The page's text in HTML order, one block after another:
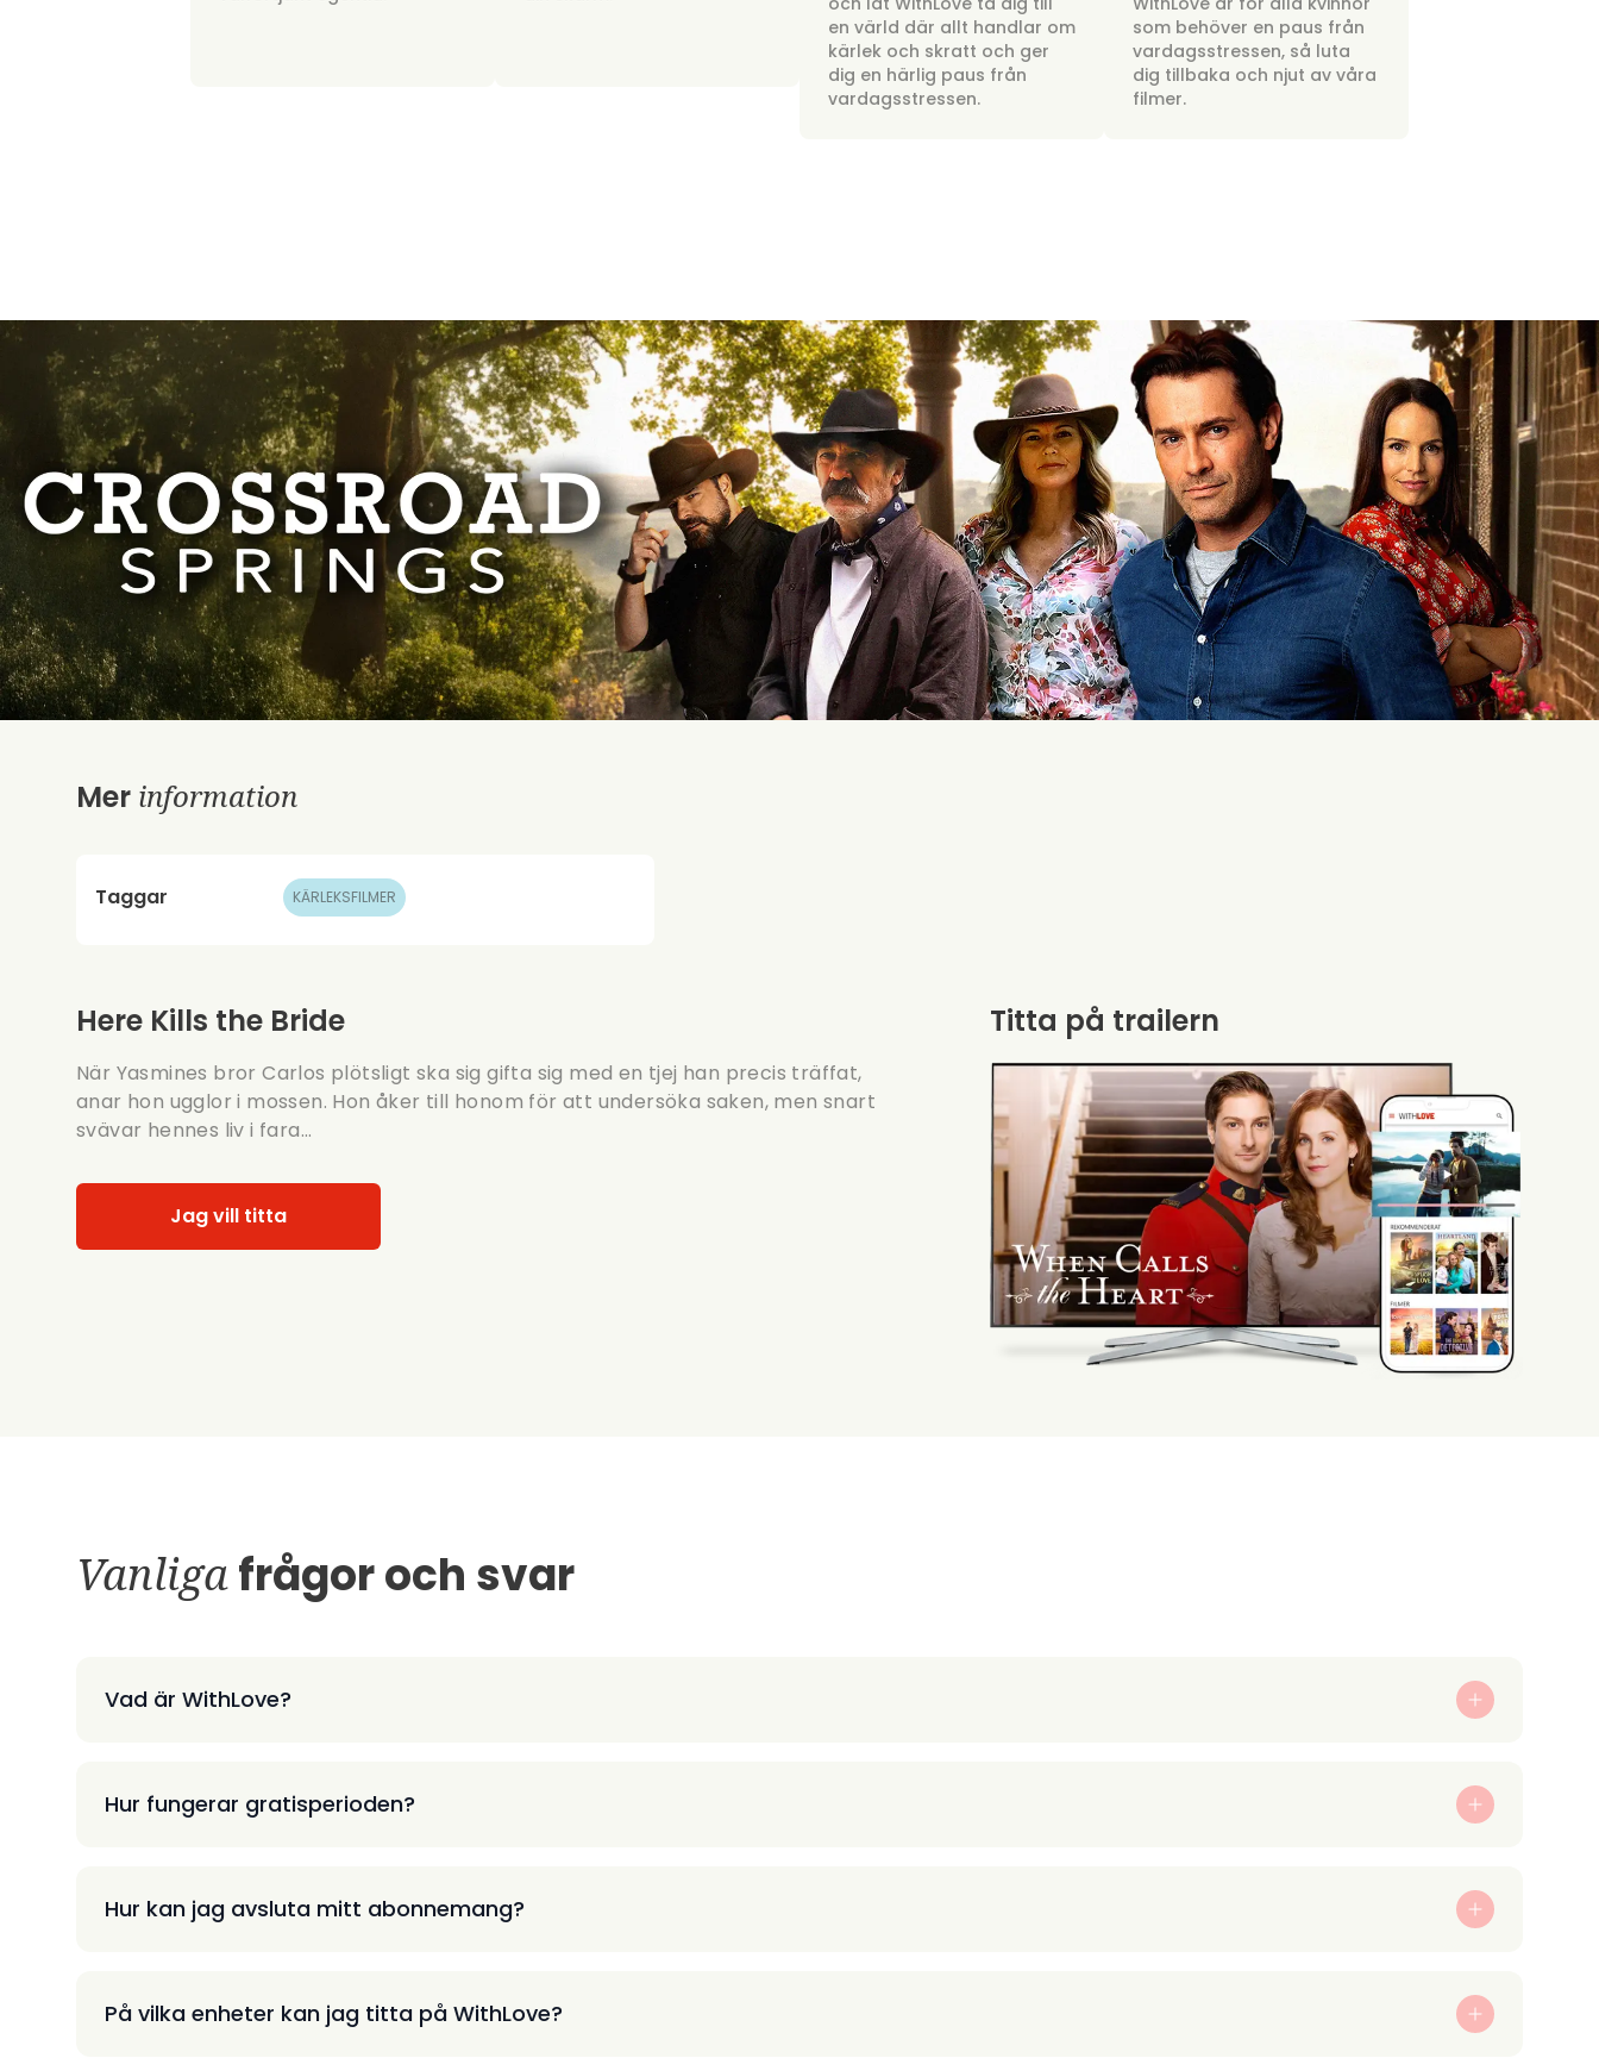
en värld där allt handlar om
kärlek och skratt och ger
dig en härlig paus från
vardagsstressen.
som behöver en paus från
vardagsstressen, så luta
dig tillbaka och njut av våra
filmer.
Mer information
Taggar KÄRLEKSFILMER
Here Kills the Bride
När Yasmines bror Carlos plötsligt ska sig gifta sig med en tjej han precis träffat,
anar hon ugglor i mossen. Hon åker till honom för att undersöka saken, men snart
svävar hennes liv i fara...
Jag vill titta
Titta på trailern
Vanligafrågor och svar
Vad är WithLove?
Hur fungerar gratisperioden?
Hur kan jag avsluta mitt abonnemang?
På vilka enheter kan jag titta på WithLove?